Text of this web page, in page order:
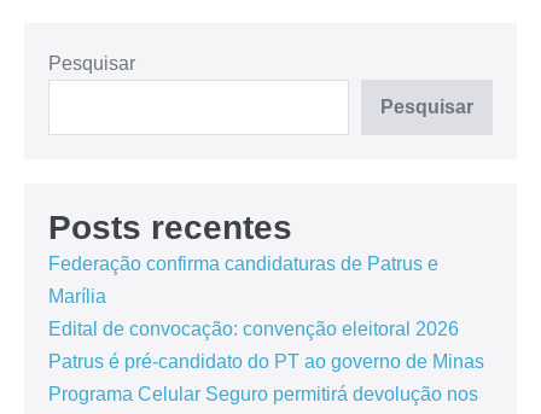
Pesquisar
Pesquisar
Posts recentes
Federação confirma candidaturas de Patrus e
Marília
Edital de convocação: convenção eleitoral 2026
Patrus é pré-candidato do PT ao governo de Minas
Programa Celular Seguro permitirá devolução nos